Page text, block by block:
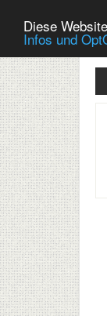
Diese
Infos und
Skip
to
secondary
menu
Skip
to
main
content